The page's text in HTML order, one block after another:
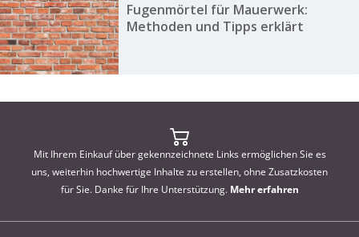
Fugenmörtel für Mauerwerk:
Methoden und Tipps erklärt
Mit Ihrem Einkauf über gekennzeichnete Links ermöglichen Sie es
uns, weiterhin hochwertige Inhalte zu erstellen, ohne Zusatzkosten
für Sie. Danke für Ihre Unterstützung. Mehr erfahren